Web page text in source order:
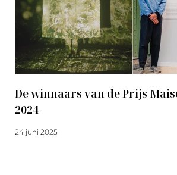
De winnaars van de Prijs
2024
24 juni 2025